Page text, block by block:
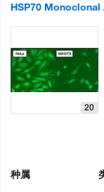
HSP70
20
种属